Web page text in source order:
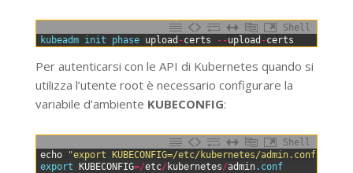
Shell
kubeadm init phase upload -certs --upload -certs
Per autenticarsi con le API di Kubernetes quando si
utilizza l’utente root è necessario configurare la
variabile d’ambiente KUBECONFIG:
Shell
echo "export KUBECONFIG=/etc/kubernetes/admin.conf"
export
KUBECONFIG=/etc/ kubernetes/admin.conf